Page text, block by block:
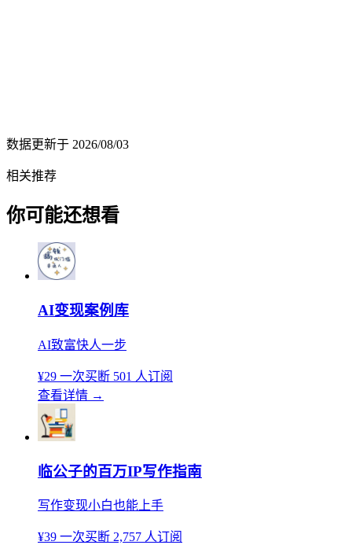
数据更新于 2026/08/03
相关推荐
你可能还想看
AI变现案例库
AI致富快人一步
¥29 一次买断 501 人订阅
查看详情 →
临公子的百万IP写作指南
写作变现小白也能上手
¥39 一次买断 2,757 人订阅